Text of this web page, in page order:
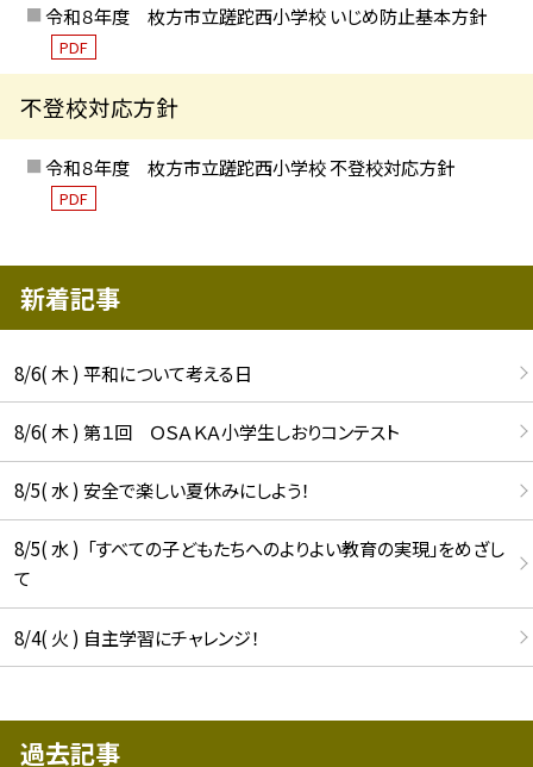
令和８年度 枚方市立蹉跎西小学校 いじめ防止基本方針
PDF
不登校対応方針
令和８年度 枚方市立蹉跎西小学校 不登校対応方針
PDF
新着記事
8/6( 木 ) 平和について考える日
8/6( 木 ) 第１回 ＯＳＡＫＡ小学生しおりコンテスト
8/5( 水 ) 安全で楽しい夏休みにしよう！
8/5( 水 ) 「すべての子どもたちへのよりよい教育の実現」をめざし
て
8/4( 火 ) 自主学習にチャレンジ！
過去記事